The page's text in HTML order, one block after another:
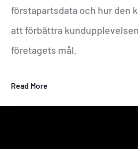
förstapartsdata och hur den
att förbättra
företagets mål.
Read More